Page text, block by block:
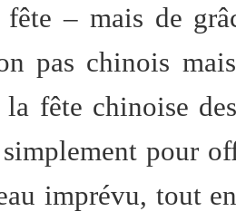
– mais de
pas chinois
la fête chinoise
pour
imprévu, tout